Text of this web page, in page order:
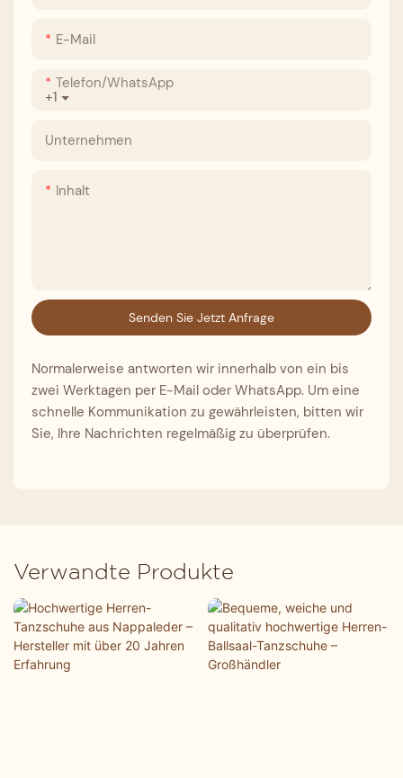
E-Mail
+1
Telefon/WhatsApp
Unternehmen
Inhalt
Senden Sie Jetzt Anfrage
Normalerweise antworten wir innerhalb von ein bis
zwei Werktagen per E-Mail oder WhatsApp. Um eine
schnelle Kommunikation zu gewährleisten, bitten wir
Sie, Ihre Nachrichten regelmäßig zu überprüfen.
Verwandte Produkte